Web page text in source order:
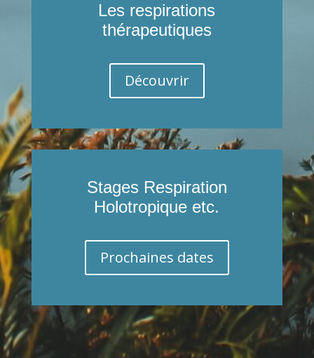
Les respirations
thérapeutiques
Découvrir
Stages Respiration
Holotropique etc.
Prochaines dates